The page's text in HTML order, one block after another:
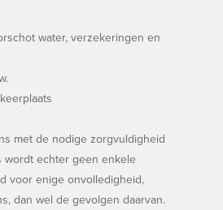
water, verzekeringen en
met de nodige zorgvuldigheid
wordt echter geen enkele
voor enige onvolledigheid,
dan wel de gevolgen daarvan.